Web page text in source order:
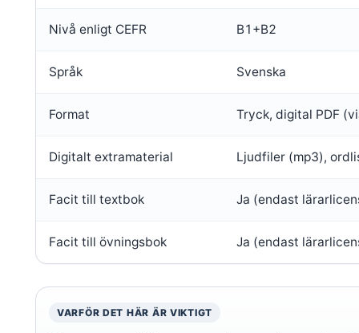
Nivå enligt CEFR B1+B2
Språk Svenska
Format Tryck, digital PDF
Digitalt extramaterial Ljudfiler (mp3),
Facit till textbok Ja (endast
Facit till övningsbok Ja (endast
VARFÖR DET HÄR ÄR VIKTIGT